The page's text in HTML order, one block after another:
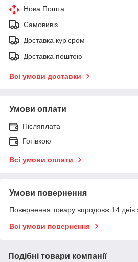
Нова Пошта
Самовивіз
Доставка кур'єром
Доставка поштою
Всі умови доставки
Умови оплати
Післяплата
Готівкою
Всі умови оплати
Умови повернення
Повернення товару впродовж 14 днів
Всі умови повернення
Подібні товари компанії